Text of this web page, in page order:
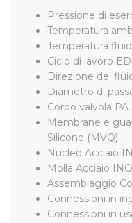
Pressione di
Temperatura
Temperatura
Ciclo di lavoro
Direzione del
Diametro di
Corpo valvola
Membrane e
Silicone (MVQ)
Nucleo Acciaio
Molla Acciaio
Assemblaggio
Connessioni in
Connessioni in